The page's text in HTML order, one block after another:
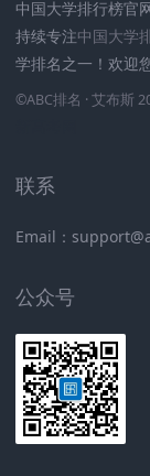
中国大学排行榜官
持续专注中国大学
学排名之一！欢迎
©ABC排名 · 艾布斯
联系
Email：
公众号